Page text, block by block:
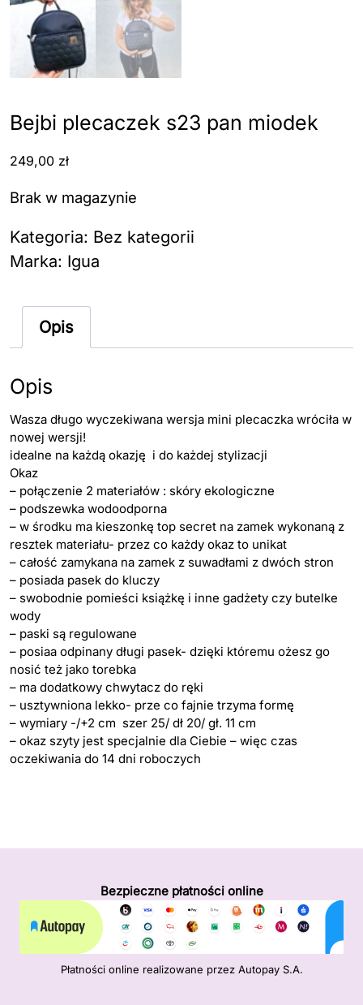
Bejbi plecaczek s23 pan miodek
249,00 zł
Brak w magazynie
Kategoria: Bez kategorii
Marka: Igua
Opis
Opis
Wasza długo wyczekiwana wersja mini plecaczka wróciła w
nowej wersji!
idealne na każdą okazję i do każdej stylizacji
Okaz
– połączenie 2 materiałów : skóry ekologiczne
– podszewka wodoodporna
– w środku ma kieszonkę top secret na zamek wykonaną z
resztek materiału- przez co każdy okaz to unikat
– całość zamykana na zamek z suwadłami z dwóch stron
– posiada pasek do kluczy
– swobodnie pomieści książkę i inne gadżety czy butelke
wody
– paski są regulowane
– posiaa odpinany długi pasek- dzięki któremu ożesz go
nosić też jako torebka
– ma dodatkowy chwytacz do ręki
– usztywniona lekko- prze co fajnie trzyma formę
– wymiary -/+2 cm szer 25/ dł 20/ gł. 11 cm
– okaz szyty jest specjalnie dla Ciebie – więc czas
oczekiwania do 14 dni roboczych
Bezpieczne płatności online
Płatności online realizowane przez Autopay S.A.